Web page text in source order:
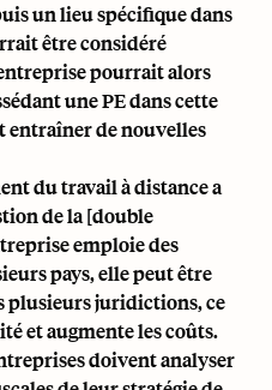
un lieu spécifique dans
être considéré
pourrait alors
une PE dans cette
entraîner de nouvelles
du travail à distance a
de la [double
emploie des
pays, elle peut être
plusieurs juridictions, ce
et augmente les coûts.
doivent analyser